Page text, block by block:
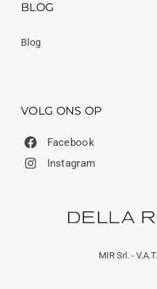
BLOG
Blog
VOLG ONS OP
Facebook
Instagram
MIR Srl. -